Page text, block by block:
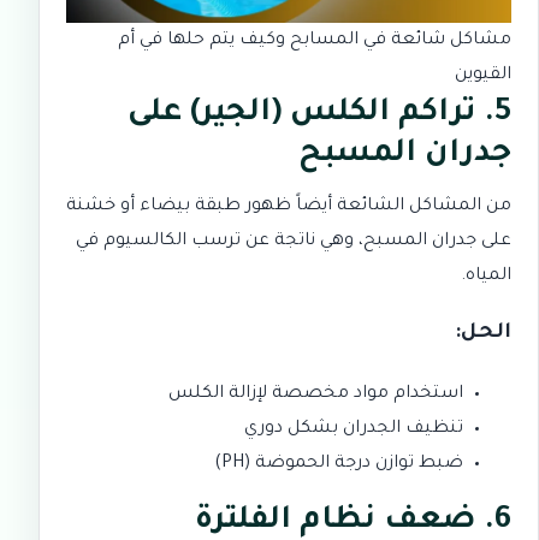
مشاكل شائعة في المسابح وكيف يتم حلها في أم
القيوين
5. تراكم الكلس (الجير) على
جدران المسبح
من المشاكل الشائعة أيضاً ظهور طبقة بيضاء أو خشنة
على جدران المسبح، وهي ناتجة عن ترسب الكالسيوم في
المياه.
الحل:
استخدام مواد مخصصة لإزالة الكلس
تنظيف الجدران بشكل دوري
ضبط توازن درجة الحموضة (PH)
6. ضعف نظام الفلترة